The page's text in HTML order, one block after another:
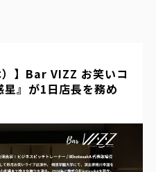
）】Bar VIZZ お笑いコ
星』が1日店長を務め